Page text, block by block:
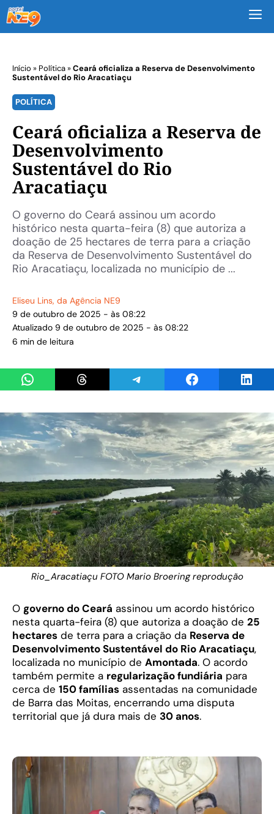
Início » Política»Ceará oficializa a Reserva de Desenvolvimento
Sustentável do Rio Aracatiaçu
POLÍTICA
Ceará oficializa a Reserva de
Desenvolvimento
Sustentável do Rio
Aracatiaçu
O governo do Ceará assinou um acordo
histórico nesta quarta-feira (8) que autoriza a
doação de 25 hectares de terra para a criação
da Reserva de Desenvolvimento Sustentável do
Rio Aracatiaçu, localizada no município de ...
Eliseu Lins, da Agência NE9
9 de outubro de 2025 - às 08:22
Atualizado 9 de outubro de 2025 - às 08:22
6 min de leitura
Share on WhatsAppShare on ThreadsShare on TelegramShare on Facebook
Rio_Aracatiaçu FOTO Mario Broering reprodução
O governo do Ceará assinou um acordo histórico
nesta quarta-feira (8) que autoriza a doação de 25
hectares de terra para a criação da Reserva de
Desenvolvimento Sustentável do Rio Aracatiaçu,
localizada no município de Amontada. O acordo
também permite a regularização fundiária para
cerca de 150 famílias assentadas na comunidade
de Barra das Moitas, encerrando uma disputa
territorial que já dura mais de 30 anos.